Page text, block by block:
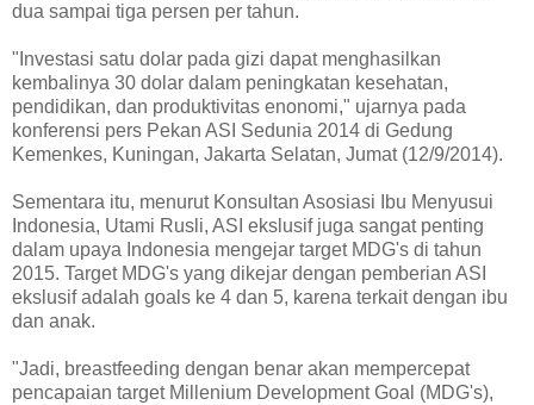
dua sampai tiga persen per tahun.
"Investasi satu dolar pada gizi dapat menghasilkan
kembalinya 30 dolar dalam peningkatan kesehatan,
pendidikan, dan produktivitas enonomi," ujarnya pada
konferensi pers Pekan ASI Sedunia 2014 di Gedung
Kemenkes, Kuningan, Jakarta Selatan, Jumat (12/9/2014).
Sementara itu, menurut Konsultan Asosiasi Ibu Menyusui
Indonesia, Utami Rusli, ASI ekslusif juga sangat penting
dalam upaya Indonesia mengejar target MDG's di tahun
2015. Target MDG's yang dikejar dengan pemberian ASI
ekslusif adalah goals ke 4 dan 5, karena terkait dengan ibu
dan anak.
"Jadi, breastfeeding dengan benar akan mempercepat
pencapaian target Millenium Development Goal (MDG's),